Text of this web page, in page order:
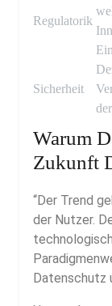
Regulatorik
Sicherheit
Warum
Zukunft
“Der Trend
der Nutzer.
Datenschutz